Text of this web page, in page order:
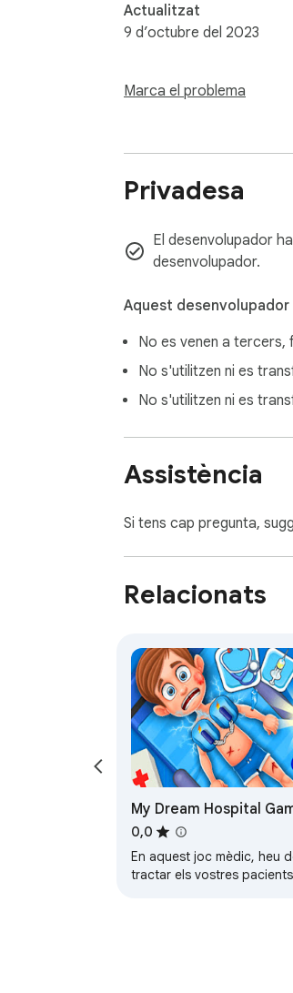
Actualitzat
9 d’octubre del 2023
Marca el problema
Privadesa
El desenvolupador
desenvolupador.
Aquest
No es venen a tercers,
No s'utilitzen ni es
No s'utilitzen ni es
Assistència
Si tens cap pregunta,
Relacionats
My Dream Hospital
0,0
En aquest joc mèdic, heu
tractar els vostres